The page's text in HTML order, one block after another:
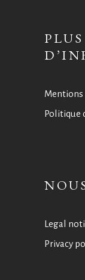
PLUS
Mentions
Politique
Legal
Privacy